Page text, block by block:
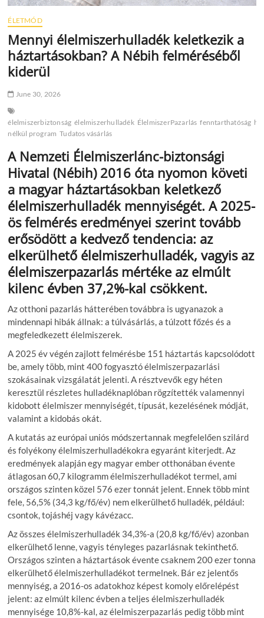
ÉLETMÓD
Mennyi élelmiszerhulladék keletkezik a
háztartásokban? A Nébih felméréséből
kiderül
June 30, 2026
élelmiszerbiztonság élelmiszerhulladék ÉlelmiszerPazarlás fenntarthatóság
nélkül program Tudatos vásárlás
A Nemzeti Élelmiszerlánc-biztonsági
Hivatal (Nébih) 2016 óta nyomon követi
a magyar háztartásokban keletkező
élelmiszerhulladék mennyiségét. A 2025-
ös felmérés eredményei szerint tovább
erősödött a kedvező tendencia: az
elkerülhető élelmiszerhulladék, vagyis az
élelmiszerpazarlás mértéke az elmúlt
kilenc évben 37,2%-kal csökkent.
Az otthoni pazarlás hátterében továbbra is ugyanazok a
mindennapi hibák állnak: a túlvásárlás, a túlzott főzés és a
megfeledkezett élelmiszerek.
A 2025 év végén zajlott felmérésbe 151 háztartás kapcsolódott
be, amely több, mint 400 fogyasztó élelmiszerpazarlási
szokásainak vizsgálatát jelenti. A résztvevők egy héten
keresztül részletes hulladéknaplóban rögzítették valamennyi
kidobott élelmiszer mennyiségét, típusát, kezelésének módját,
valamint a kidobás okát.
A kutatás az európai uniós módszertannak megfelelően szilárd
és folyékony élelmiszerhulladékokra egyaránt kiterjedt. Az
eredmények alapján egy magyar ember otthonában évente
átlagosan 60,7 kilogramm élelmiszerhulladékot termel, ami
országos szinten közel 576 ezer tonnát jelent. Ennek több mint
fele, 56,5% (34,3 kg/fő/év) nem elkerülhető hulladék, például:
csontok, tojáshéj vagy kávézacc.
Az összes élelmiszerhulladék 34,3%-a (20,8 kg/fő/év) azonban
elkerülhető lenne, vagyis tényleges pazarlásnak tekinthető.
Országos szinten a háztartások évente csaknem 200 ezer tonna
elkerülhető élelmiszerhulladékot termelnek. Bár ez jelentős
mennyiség, a 2016-os adatokhoz képest komoly előrelépést
jelent: az elmúlt kilenc évben a teljes élelmiszerhulladék
mennyisége 10,8%-kal, az élelmiszerpazarlás pedig több mint